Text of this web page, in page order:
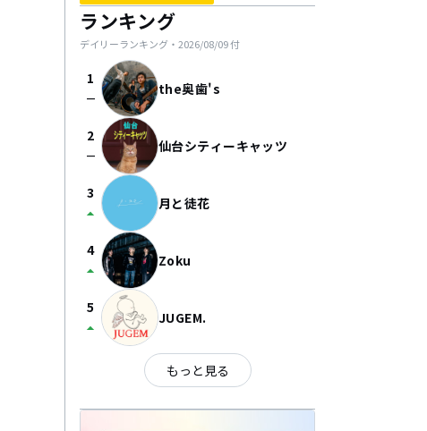
ランキング
デイリーランキング・ 2026/08/09付
1
check_indeterminate_small the奥歯's
2
check_indeterminate_small 仙台シティーキャッツ
3
arrow_drop_up 月と徒花
4
arrow_drop_up Zoku
5
arrow_drop_up JUGEM.
もっと見る